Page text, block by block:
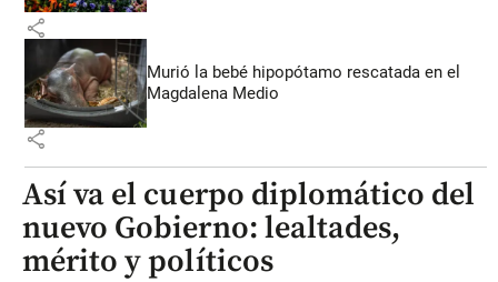
share
Murió la bebé hipopótamo rescatada en el
Magdalena Medio
share
Así va el cuerpo diplomático del
nuevo Gobierno: lealtades,
mérito y políticos